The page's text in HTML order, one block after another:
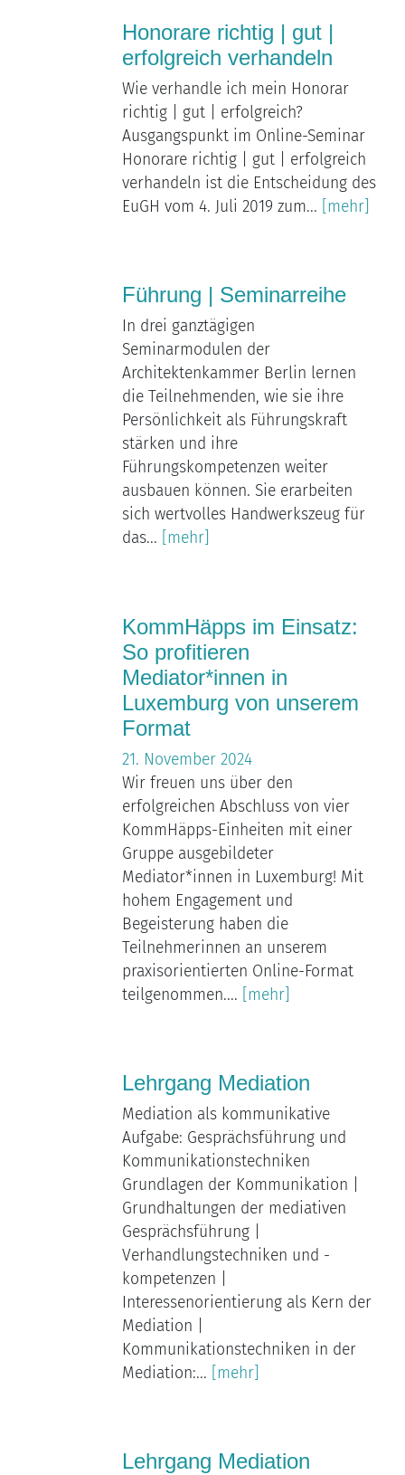
Honorare richtig | gut |
erfolgreich verhandeln
Wie verhandle ich mein Honorar
richtig | gut | erfolgreich?
Ausgangspunkt im Online-Seminar
Honorare richtig | gut | erfolgreich
verhandeln ist die Entscheidung des
EuGH vom 4. Juli 2019 zum...
[mehr]
Führung | Seminarreihe
In drei ganztägigen
Seminarmodulen der
Architektenkammer Berlin lernen
die Teilnehmenden, wie sie ihre
Persönlichkeit als Führungskraft
stärken und ihre
Führungskompetenzen weiter
ausbauen können. Sie erarbeiten
sich wertvolles Handwerkszeug für
das...
[mehr]
KommHäpps im Einsatz:
So profitieren
Mediator*innen in
Luxemburg von unserem
Format
21. November 2024
Wir freuen uns über den
erfolgreichen Abschluss von vier
KommHäpps-Einheiten mit einer
Gruppe ausgebildeter
Mediator*innen in Luxemburg! Mit
hohem Engagement und
Begeisterung haben die
Teilnehmerinnen an unserem
praxisorientierten Online-Format
teilgenommen....
[mehr]
Lehrgang Mediation
Mediation als kommunikative
Aufgabe: Gesprächsführung und
Kommunikationstechniken
Grundlagen der Kommunikation |
Grundhaltungen der mediativen
Gesprächsführung |
Verhandlungstechniken und -
kompetenzen |
Interessenorientierung als Kern der
Mediation |
Kommunikationstechniken in der
Mediation:...
[mehr]
Lehrgang Mediation